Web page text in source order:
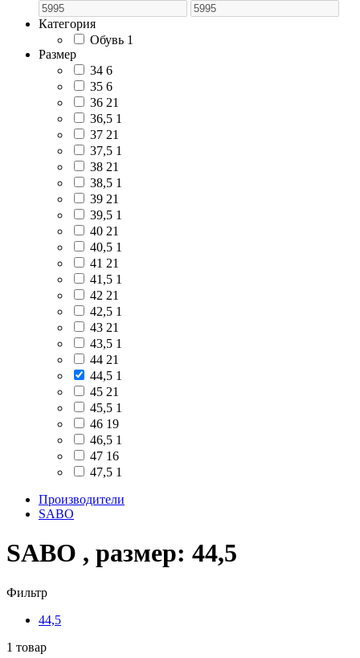
Категория
Обувь 1
Размер
34 6
35 6
36 21
36,5 1
37 21
37,5 1
38 21
38,5 1
39 21
39,5 1
40 21
40,5 1
41 21
41,5 1
42 21
42,5 1
43 21
43,5 1
44 21
44,5 1
45 21
45,5 1
46 19
46,5 1
47 16
47,5 1
Производители
SABO
SABO , размер: 44,5
Фильтр
44,5
1 товар